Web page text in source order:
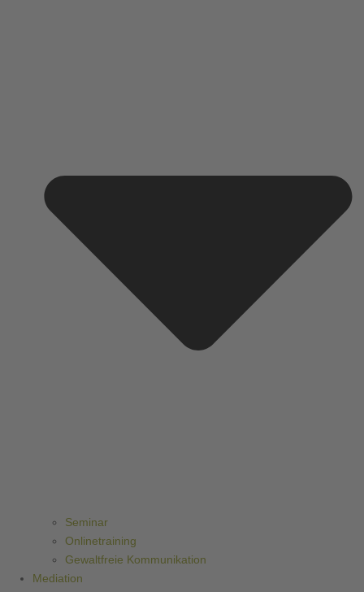
Seminar
Onlinetraining
Gewaltfreie Kommunikation
Mediation